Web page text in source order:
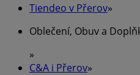
Tiendeo v Přerov»
Oblečení, Obuv a
»
C&A i Přerov»